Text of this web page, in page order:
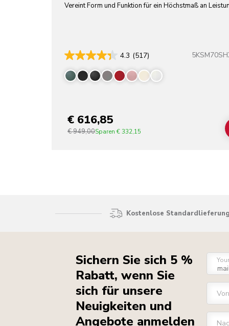
Vereint Form und Funktion für ein Höchstmaß an
4.3 (517)
€ 616,85
€ 949,00Sparen € 332,15
Kostenlose
Sichern Sie sich 5 %
Rabatt, wenn Sie
sich für unsere
Neuigkeiten und
Angebote anmelden